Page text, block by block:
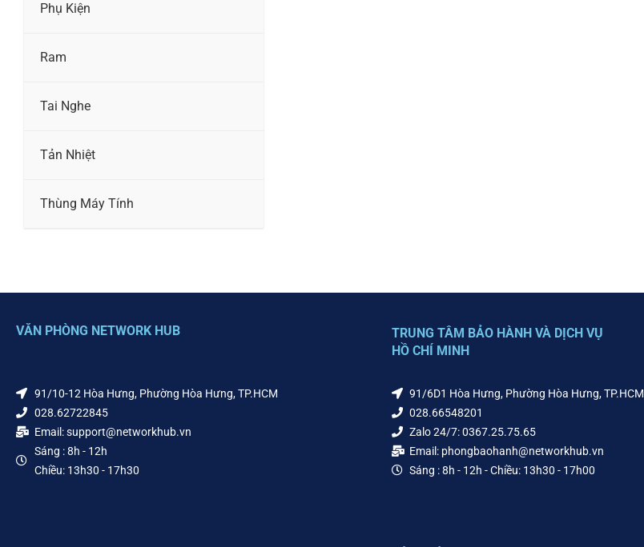
Phụ Kiện
Ram
Tai Nghe
Tản Nhiệt
Thùng Máy Tính
VĂN PHÒNG NETWORK HUB
91/10-12 Hòa Hưng, Phường Hòa Hưng, TP.HCM
028.62722845
Email: support@networkhub.vn
Sáng : 8h - 12h
Chiều: 13h30 - 17h30
TRUNG TÂM BẢO HÀNH VÀ DỊCH VỤ
HỒ CHÍ MINH
91/6D1 Hòa Hưng, Phường Hòa Hưng, TP.HCM
028.66548201
Zalo 24/7: 0367.25.75.65
Email: phongbaohanh@networkhub.vn
Sáng : 8h - 12h - Chiều: 13h30 - 17h00